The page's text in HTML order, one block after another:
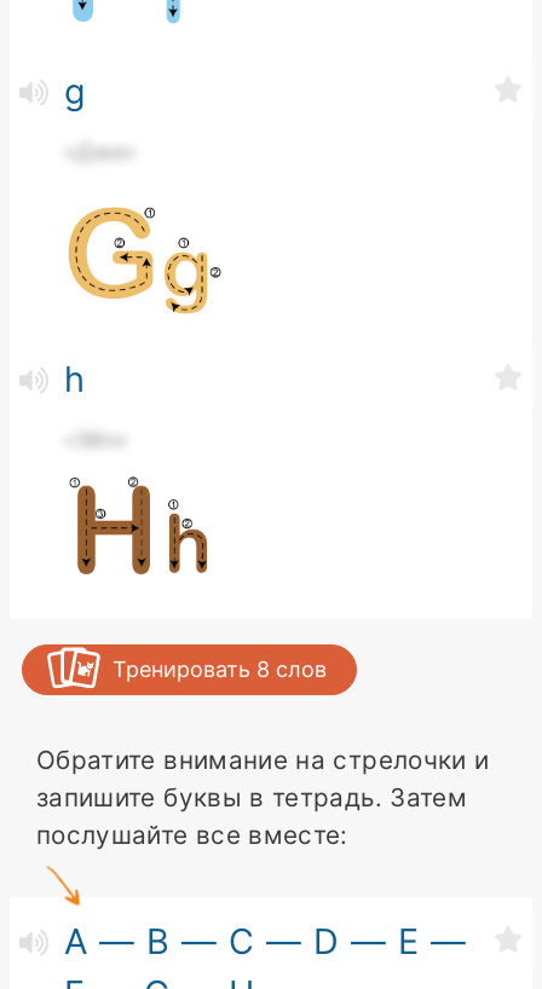
g
«Джи»
h
Тренировать 8 слов
Обратите внимание на стрелочки и
запишите буквы в тетрадь. Затем
послушайте все вместе:
A — B — C — D — E —